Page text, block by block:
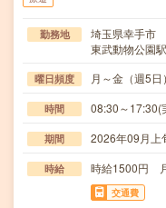
勤務地
埼玉県幸手市
東武動物公園
曜日頻度 月～金（週5
時間 08:30～
期間 2026年09月
時給 時給1500円
交通費